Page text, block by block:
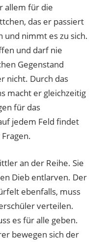
allem für die
das er passiert
und nimmt es zu sich.
und darf nie
Gegenstand
nicht. Durch das
macht er gleichzeitig
für das
jedem Feld findet
an der Reihe. Sie
Dieb entlarven. Der
ebenfalls, muss
verteilen.
es für alle geben.
bewegen sich der